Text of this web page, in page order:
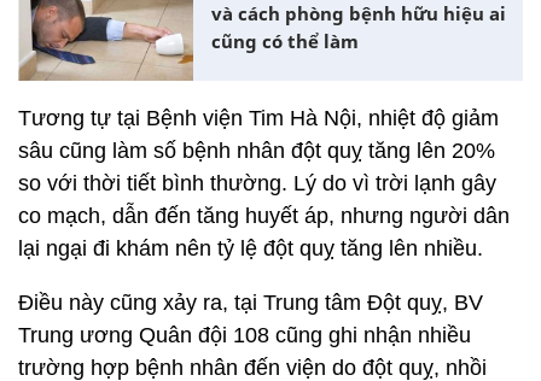
và cách phòng bệnh hữu hiệu ai
cũng có thể làm
Tương tự tại Bệnh viện Tim Hà Nội, nhiệt độ giảm
sâu cũng làm số bệnh nhân đột quỵ tăng lên 20%
so với thời tiết bình thường. Lý do vì trời lạnh gây
co mạch, dẫn đến tăng huyết áp, nhưng người dân
lại ngại đi khám nên tỷ lệ đột quỵ tăng lên nhiều.
Điều này cũng xảy ra, tại Trung tâm Đột quỵ, BV
Trung ương Quân đội 108 cũng ghi nhận nhiều
trường hợp bệnh nhân đến viện do đột quỵ, nhồi